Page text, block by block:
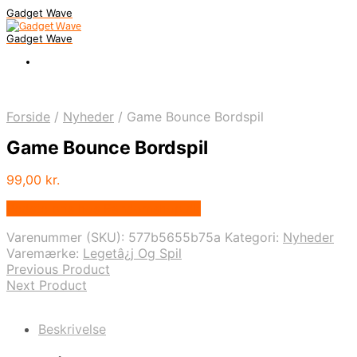
Gadget Wave
Gadget Wave
Forside / Nyheder / Game Bounce Bordspil
Game Bounce Bordspil
99,00 kr.
Varenummer (SKU): 577b5655b75a Kategori: Nyheder
Varemærke: Legetâ¿j Og Spil
Previous Product
Next Product
Beskrivelse